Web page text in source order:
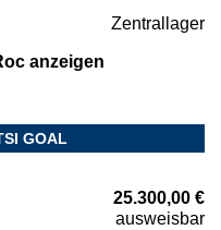
Zentrallager
anzeigen
GOAL
25.300,00 €
ausweisbar